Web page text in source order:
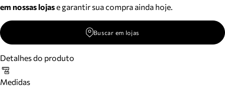
em nossas lojase garantir sua compra ainda hoje.
Buscar em lojas
Detalhes do produto
Medidas